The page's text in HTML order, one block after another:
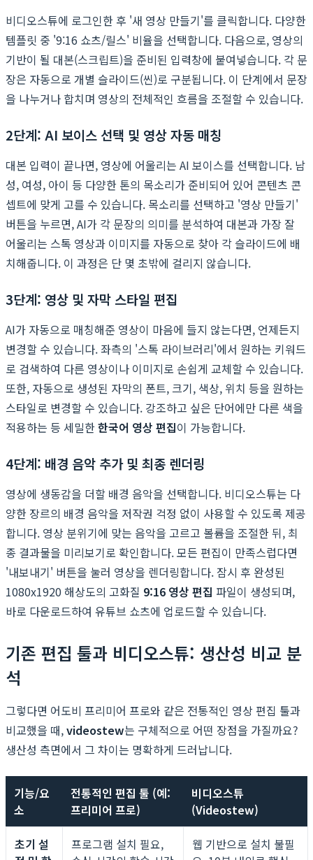
비디오스튜에 로그인한 후 '새 영상 만들기'를 클릭합니다. 다양한
템플릿 중 '9:16 쇼츠/릴스' 비율을 선택합니다. 다음으로, 영상의
기반이 될 대본(스크립트)을 준비된 입력창에 붙여넣습니다. 각 문
장은 자동으로 개별 슬라이드(씬)로 구분됩니다. 이 단계에서 문장
을 나누거나 합치며 영상의 전체적인 흐름을 조절할 수 있습니다.
2단계: AI 보이스 선택 및 영상 자동 매칭
대본 입력이 끝나면, 영상에 어울리는 AI 보이스를 선택합니다. 남
성, 여성, 아이 등 다양한 톤의 목소리가 준비되어 있어 콘텐츠 콘
셉트에 맞게 고를 수 있습니다. 목소리를 선택하고 '영상 만들기'
버튼을 누르면, AI가 각 문장의 의미를 분석하여 대본과 가장 잘
어울리는 스톡 영상과 이미지를 자동으로 찾아 각 슬라이드에 배
치해줍니다. 이 과정은 단 몇 초밖에 걸리지 않습니다.
3단계: 영상 및 자막 스타일 편집
AI가 자동으로 매칭해준 영상이 마음에 들지 않는다면, 언제든지
변경할 수 있습니다. 좌측의 '스톡 라이브러리'에서 원하는 키워드
로 검색하여 다른 영상이나 이미지로 손쉽게 교체할 수 있습니다.
또한, 자동으로 생성된 자막의 폰트, 크기, 색상, 위치 등을 원하는
스타일로 변경할 수 있습니다. 강조하고 싶은 단어에만 다른 색을
적용하는 등 세밀한한국어 영상 편집이 가능합니다.
4단계: 배경 음악 추가 및 최종 렌더링
영상에 생동감을 더할 배경 음악을 선택합니다. 비디오스튜는 다
양한 장르의 배경 음악을 저작권 걱정 없이 사용할 수 있도록 제공
합니다. 영상 분위기에 맞는 음악을 고르고 볼륨을 조절한 뒤, 최
종 결과물을 미리보기로 확인합니다. 모든 편집이 만족스럽다면
'내보내기' 버튼을 눌러 영상을 렌더링합니다. 잠시 후 완성된
1080x1920 해상도의 고화질 9:16 영상 편집 파일이 생성되며,
바로 다운로드하여 유튜브 쇼츠에 업로드할 수 있습니다.
기존 편집 툴과 비디오스튜: 생산성 비교 분
석
그렇다면 어도비 프리미어 프로와 같은 전통적인 영상 편집 툴과
비교했을 때,videostew는 구체적으로 어떤 장점을 가질까요?
생산성 측면에서 그 차이는 명확하게 드러납니다.
기능/요
소
전통적인 편집 툴 (예:
프리미어 프로)
비디오스튜
(Videostew)
초기 설
프로그램 설치 필요,
웹 기반으로 설치 불필